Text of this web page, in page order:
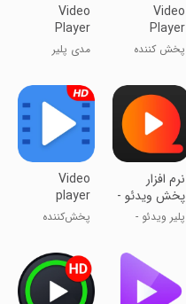
Video
Player
پخش کننده
Video
Player
Media All
Format
مدی پلیر
نرم افزار
پخش ویدئو -
HD فرمت
پلیر ویدئو -
Video
player
پخش‌کننده